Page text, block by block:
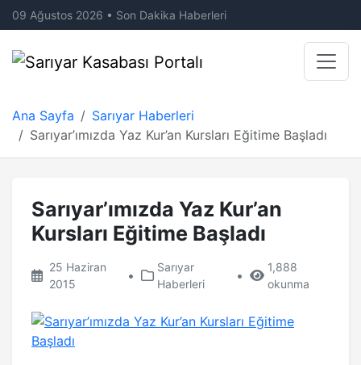
09 Ağustos 2026 • Son Dakika Haberleri
Ana Sayfa
Sarıyar Haberleri
Sarıyar’ımızda Yaz Kur’an Kursları Eğitime Başladı
Sarıyar’ımızda Yaz Kur’an
Kursları Eğitime Başladı
25 Haziran
2015
•
Sarıyar
Haberleri
•
1,888
okunma